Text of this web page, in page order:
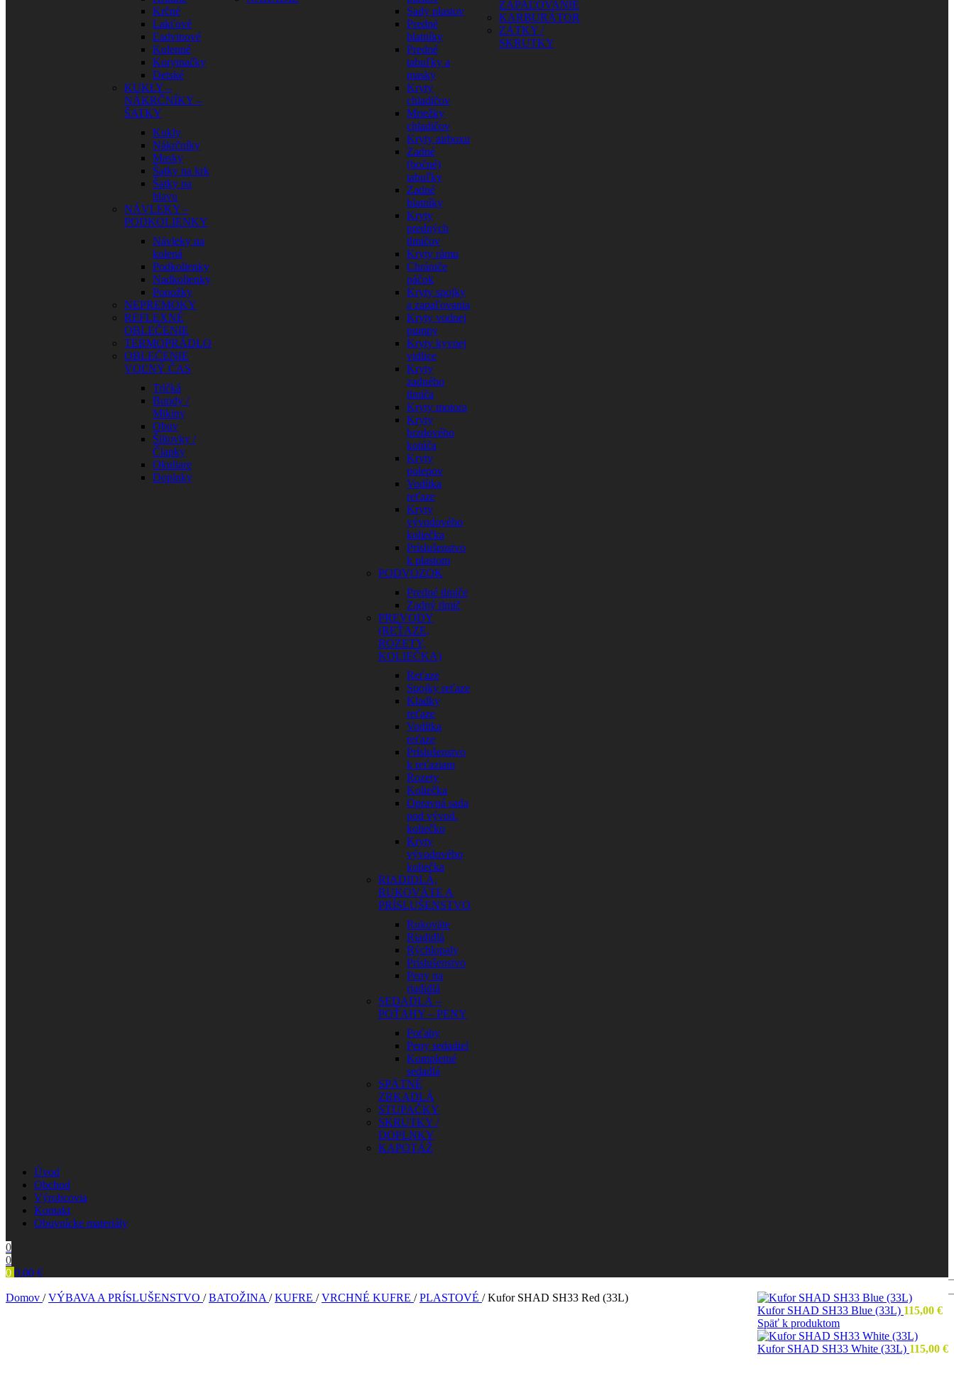
Krčné
Lakťové
Ľadvinové
Kolenné
Korytnačky
Detské
KUKLY –
NÁKRČNÍKY –
ŠATKY
Kukly
Nákrčníky
Masky
Šatky na krk
Šatky na
hlavu
NÁVLEKY –
PODKOLIENKY
Návleky na
kolená
Podkolienky
Nadkolienky
Ponožky
NEPREMOKY
REFLEXNÉ
OBLEČENIE
TERMOPRÁDLO
OBLEČENIE
VOĽNÝ ČAS
Tričká
Bundy /
Mikiny
Obuv
Šiltovky /
Čiapky
Okuliare
Doplnky
Sady plastov
Predné
blatníky
Predné
tabuľky a
masky
Kryty
chladičov
Mriežky
chladičov
Kryty airboxu
Zadné
(bočné)
tabuľky
Zadné
blatníky
Kryty
predných
tlmičov
Kryty rámu
Chrániče
páčok
Kryty spojky
a zapaľovania
Kryty vodnej
pumpy
Kryty kyvnej
vidlice
Kryty
zadného
tlmiča
Kryty motora
Kryty
brzdového
kotúča
Kryty
polepov
Vodítka
reťaze
Kryty
vývodového
koliečka
Príslušenstvo
k plastom
PODVOZOK
Predné tlmiče
Zadný tlmič
PREVODY
(REŤAZE,
ROZETY,
KOLIEČKA)
Reťaze
Spojky reťaze
Kladky
reťaze
Vodítka
reťaze
Príslušenstvo
k reťaziam
Rozety
Koliečka
Opravná sada
pod vývod.
koliečko
Kryty
vývodového
koliečka
RIADIDLÁ,
RUKOVÄTE A
PRÍSLUŠENSTVO
Rukoväte
Riadidlá
Rýchlopaly
Príslušenstvo
Peny na
riadidlá
SEDADLÁ –
POŤAHY – PENY
Poťahy
Peny sedadiel
Kompletné
sedadlá
SPÄTNÉ
ZRKADLÁ
STUPAČKY
SKRUTKY /
DOPLNKY
KAPOTÁŽ
ZAPAĽOVANIE
KARBURÁTOR
ZÁTKY /
SKRUTKY
Úvod
Obchod
Výrobcovia
Kontakt
Obuvnícke materiály
0
0
0 0,00 €
Domov / VÝBAVA A PRÍSLUŠENSTVO / BATOŽINA / KUFRE / VRCHNÉ KUFRE / PLASTOVÉ / Kufor SHAD SH33 Red (33L)
Kufor SHAD SH33 Blue (33L) 115,00 €
Späť k produktom
Kufor SHAD SH33 White (33L) 115,00 €